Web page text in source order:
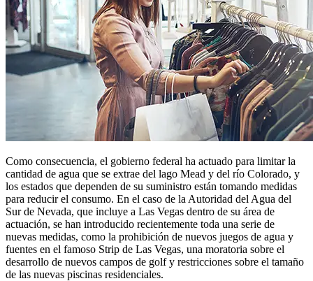
Como consecuencia, el gobierno federal ha actuado para limitar la
cantidad de agua que se extrae del lago Mead y del río Colorado, y
los estados que dependen de su suministro están tomando medidas
para reducir el consumo. En el caso de la Autoridad del Agua del
Sur de Nevada, que incluye a Las Vegas dentro de su área de
actuación, se han introducido recientemente toda una serie de
nuevas medidas, como la prohibición de nuevos juegos de agua y
fuentes en el famoso Strip de Las Vegas, una moratoria sobre el
desarrollo de nuevos campos de golf y restricciones sobre el tamaño
de las nuevas piscinas residenciales.